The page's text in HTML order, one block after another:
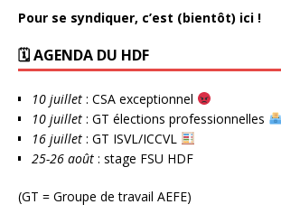
Pour se syndiquer, c’est (bientôt) ici !
🗓 AGENDA DU HDF
10 juillet : CSA exceptionnel
10 juillet : GT élections professionnelles
16 juillet : GT ISVL/ICCVL
25-26 août : stage FSU HDF
(GT = Groupe de travail AEFE)